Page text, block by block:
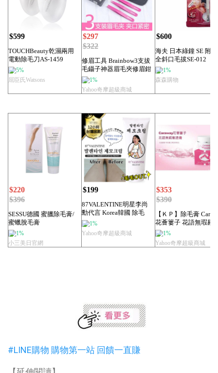
$599
TOUCHBeauty乾濕兩用
電動除毛刀AS-1459
5%
屈臣氏Watsons
$297
$322
修眉工具 Brainbow3支拔
毛鑷子神器眉毛夾修眉鉗
全套男...
1%
Yahoo奇摩超級商城
$600
海夫 日本綠鐘 SE 附
全斜口毛拔SE-012
1%
森森購物
$220
$396
SESSU德國 蜜臘除毛膏/
蜜蠟脫毛膏
100g【D00112...
1%
小三美日官網
$199
87VALENTINE明星李尚
勳代言 Korea韓國 除毛
膏...1%
Yahoo奇摩超級商城
$353
$390
【ＫＰ】除毛膏
花薈簍子 花語無瑕剔
膏 溫...
1%
Yahoo奇摩超級商城
#LINE購物 購物第一站 回饋一直賺